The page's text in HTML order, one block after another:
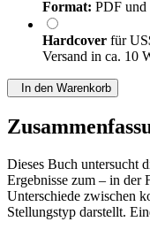
Format: PDF und
Hardcover für
Versand in ca. 10
In den Warenkorb
Dieses Buch untersucht
Ergebnisse zum – in der
Unterschiede zwischen
Stellungstyp darstellt.